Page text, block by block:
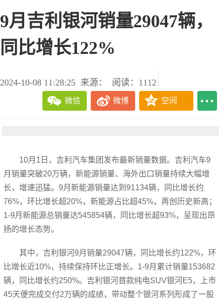
9月吉利银河销量29047辆，
同比增长122%
2024-10-08 11:28:25 来源： 阅读：1112
微信 微博 空间
10月1日，吉利汽车集团发布最新销量数据。吉利汽车9
月销量突破20万辆，新能源销量、海外出口销量持续大幅增
长，增速迅猛。9月新能源销量达到91134辆，同比增长约
76%，环比增长超20%，新能源占比超45%，再创历史新高；
1-9月新能源总销量达545854辆，同比增长超93%，呈现出昂
扬的增长态势。
其中，吉利银河9月销量29047辆，同比增长约122%，环
比增长近10%，持续保持环比正增长。1-9月累计销量153682
辆，同比增长约250%。吉利银河首款纯电SUV银河E5，上市
45天便完成交付2万辆的成绩，带动整个银河系列形成了一股